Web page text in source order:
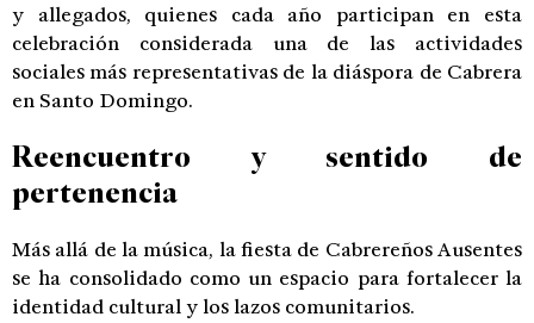
y allegados, quienes cada año participan en esta
celebración considerada una de las actividades
sociales más representativas de la diáspora de Cabrera
en Santo Domingo.
Reencuentro y sentido de
pertenencia
Más allá de la música, la fiesta de Cabrereños Ausentes
se ha consolidado como un espacio para fortalecer la
identidad cultural y los lazos comunitarios.